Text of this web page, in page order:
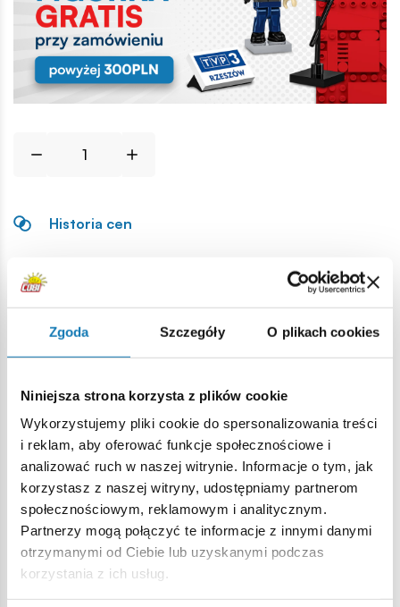
Zgoda Szczegóły O plikach cookies
Niniejsza strona korzysta z plików cookie
Wykorzystujemy pliki cookie do spersonalizowania treści
i reklam, aby oferować funkcje społecznościowe i
analizować ruch w naszej witrynie. Informacje o tym, jak
korzystasz z naszej witryny, udostępniamy partnerom
społecznościowym, reklamowym i analitycznym.
Partnerzy mogą połączyć te informacje z innymi danymi
otrzymanymi od Ciebie lub uzyskanymi podczas
korzystania z ich usług.
Historia cen
Opis
Lokalizacja produktu:
Ostrzeżenie
Nieodpowiednie dla dzieci w wieku poniżej 3 lat. Zawiera
małe części, które mogą zostać połknięte lub wchłonięte
(ryzyko zadławienia). Zalecamy zachowanie opakowania w
celach informacyjnych. Zachowuje się prawo do zmiany
kolorów i szczegółów technicznych.